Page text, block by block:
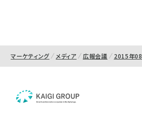
マーケティング メディア 広報会議 2015年